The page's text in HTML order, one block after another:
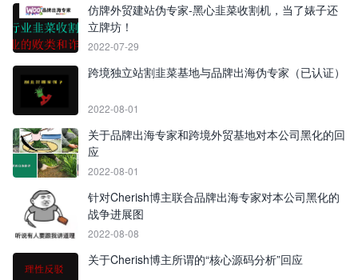
仿牌外贸建站伪专家-黑心韭菜收割机，当了婊子还
立牌坊！
2022-07-29
跨境独立站割韭菜基地与品牌出海伪专家（已认证）
2022-08-01
关于品牌出海专家和跨境外贸基地对本公司黑化的回
应
2022-08-01
针对Cherish博主联合品牌出海专家对本公司黑化的
战争进展图
2022-08-08
关于Cherish博主所谓的“核心源码分析”回应